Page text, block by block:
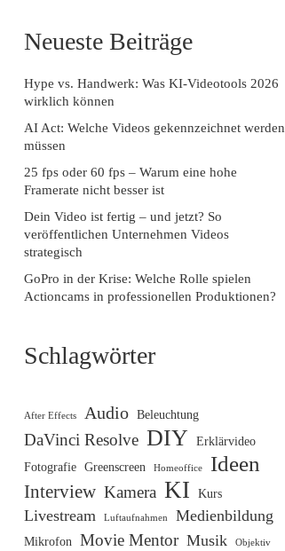
Neueste Beiträge
Hype vs. Handwerk: Was KI-Videotools 2026
wirklich können
AI Act: Welche Videos gekennzeichnet werden
müssen
25 fps oder 60 fps – Warum eine hohe
Framerate nicht besser ist
Dein Video ist fertig – und jetzt? So
veröffentlichen Unternehmen Videos
strategisch
GoPro in der Krise: Welche Rolle spielen
Actioncams in professionellen Produktionen?
Schlagwörter
After Effects Audio Beleuchtung
DaVinci Resolve DIY
Erklärvideo
Fotografie Greenscreen Homeoffice Ideen
Interview Kamera KI Kurs
Livestream Luftaufnahmen Medienbildung
Mikrofon Movie Mentor Musik Objektiv